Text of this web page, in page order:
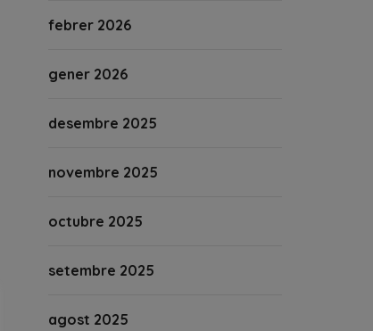
febrer 2026
gener 2026
desembre 2025
novembre 2025
octubre 2025
setembre 2025
agost 2025